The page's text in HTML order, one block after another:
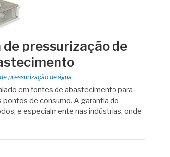
pressurização de
pressurização de água
em fontes de abastecimento para
pontos de consumo. A garantia do
e especialmente nas indústrias, onde